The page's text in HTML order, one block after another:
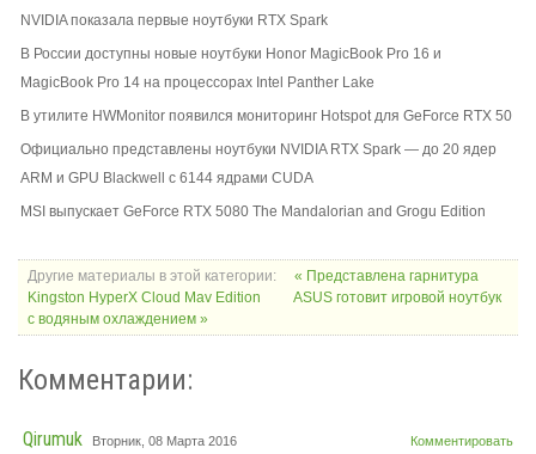
NVIDIA показала первые ноутбуки RTX Spark
В России доступны новые ноутбуки Honor MagicBook Pro 16 и
MagicBook Pro 14 на процессорах Intel Panther Lake
В утилите HWMonitor появился мониторинг Hotspot для GeForce RTX 50
Официально представлены ноутбуки NVIDIA RTX Spark — до 20 ядер
ARM и GPU Blackwell с 6144 ядрами CUDA
MSI выпускает GeForce RTX 5080 The Mandalorian and Grogu Edition
Другие материалы в этой категории:
« Представлена гарнитура
Kingston HyperX Cloud Mav Edition
ASUS готовит игровой ноутбук
с водяным охлаждением »
Комментарии:
Комментировать
Qirumuk Вторник, 08 Марта 2016